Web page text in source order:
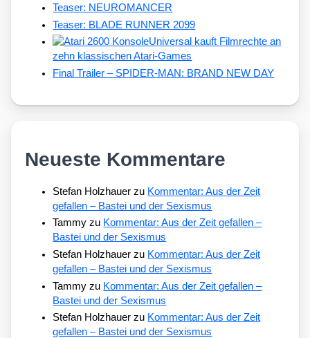
Teaser: NEUROMANCER
Teaser: BLADE RUNNER 2099
Universal kauft Filmrechte an
zehn klassischen Atari-Games
Final Trailer – SPIDER-MAN: BRAND NEW DAY
Neueste Kommentare
Stefan Holzhauer zu Kommentar: Aus der Zeit
gefallen – Bastei und der Sexismus
Tammy zu Kommentar: Aus der Zeit gefallen –
Bastei und der Sexismus
Stefan Holzhauer zu Kommentar: Aus der Zeit
gefallen – Bastei und der Sexismus
Tammy zu Kommentar: Aus der Zeit gefallen –
Bastei und der Sexismus
Stefan Holzhauer zu Kommentar: Aus der Zeit
gefallen – Bastei und der Sexismus